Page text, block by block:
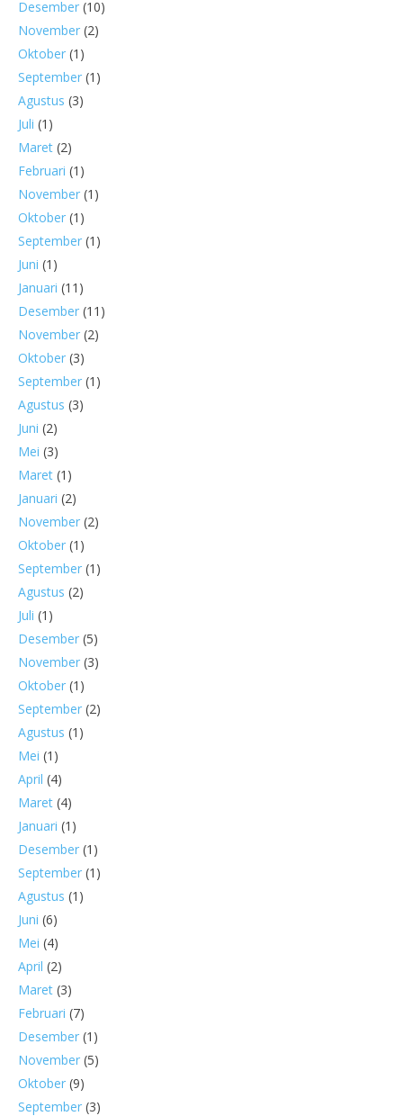
Desember (10)
November (2)
Oktober (1)
September (1)
Agustus (3)
Juli (1)
Maret (2)
Februari (1)
November (1)
Oktober (1)
September (1)
Juni (1)
Januari (11)
Desember (11)
November (2)
Oktober (3)
September (1)
Agustus (3)
Juni (2)
Mei (3)
Maret (1)
Januari (2)
November (2)
Oktober (1)
September (1)
Agustus (2)
Juli (1)
Desember (5)
November (3)
Oktober (1)
September (2)
Agustus (1)
Mei (1)
April (4)
Maret (4)
Januari (1)
Desember (1)
September (1)
Agustus (1)
Juni (6)
Mei (4)
April (2)
Maret (3)
Februari (7)
Desember (1)
November (5)
Oktober (9)
September (3)